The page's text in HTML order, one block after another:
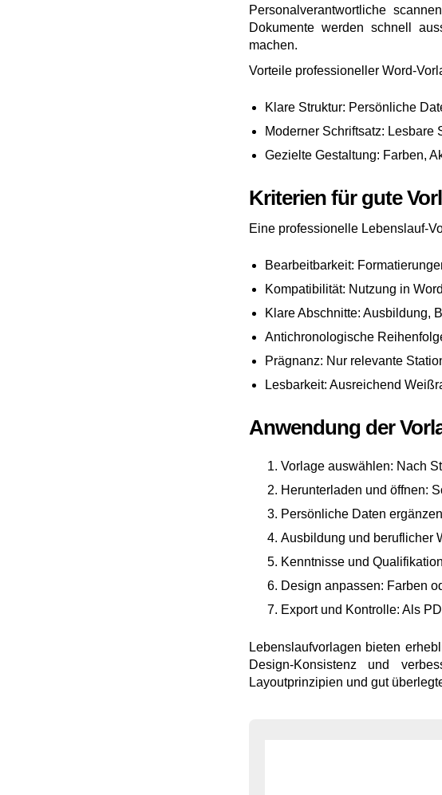
Personalverantwortliche
Dokumente werden schnell
machen.
Vorteile professioneller Word-
Klare Struktur: Persönliche
Moderner Schriftsatz: Lesbare
Gezielte Gestaltung: Farben,
Kriterien für gute
Eine professionelle Lebenslauf-
Bearbeitbarkeit:
Kompatibilität: Nutzung in
Klare Abschnitte: Ausbildung,
Antichronologische
Prägnanz: Nur relevante
Lesbarkeit: Ausreichend
Anwendung der
Vorlage auswählen: Nach
Herunterladen und öffnen:
Persönliche Daten
Ausbildung und beruflicher
Kenntnisse und
Design anpassen: Farben
Export und Kontrolle: Als
Lebenslaufvorlagen bieten
Design-Konsistenz und
Layoutprinzipien und gut